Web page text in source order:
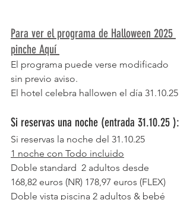
Para ver el programa de Halloween 2025
pinche Aquí
El programa puede verse modificado
sin previo aviso.
El hotel celebra hallowen el día 31.10.25
Si reservas una noche (entrada 31.10.25 ):
Si reservas la noche del 31.10.25
1 noche con Todo incluido
Doble standard  2 adultos desde
168,82 euros (NR) 178,97 euros (FLEX)
Doble vista piscina 2 adultos & bebé